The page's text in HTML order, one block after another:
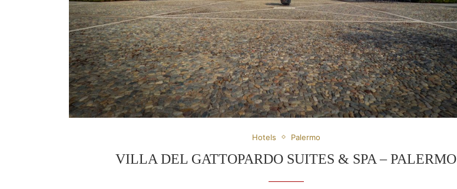
Hotels Palermo
VILLA DEL GATTOPARDO SUITES & SPA – PALERMO